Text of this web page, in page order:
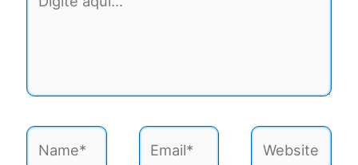
aqui...
Name* Email* Website